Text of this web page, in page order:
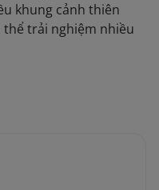
khung cảnh thiên
trải nghiệm nhiều